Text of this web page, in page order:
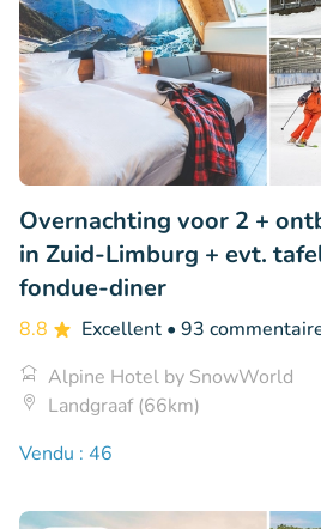
Overnachting voor 2 +
in Zuid-Limburg + evt.
fondue-diner
8.8 Excellent • 93
Alpine Hotel by SnowWorld
Landgraaf (66km)
Vendu : 46